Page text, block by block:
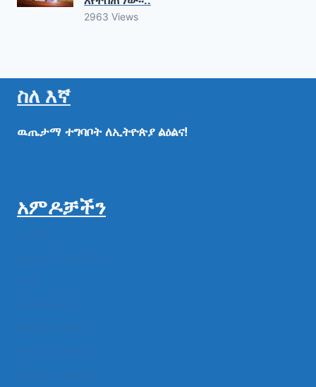
2963 Views
ስለ እኛ
ዉጤታማ ተግባቦት ለኢትዮጵያ ልዕልና!
አምዶቻችን